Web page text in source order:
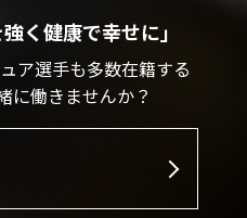
く健康で幸せに」
ア選手も多数在籍する
に働きませんか？